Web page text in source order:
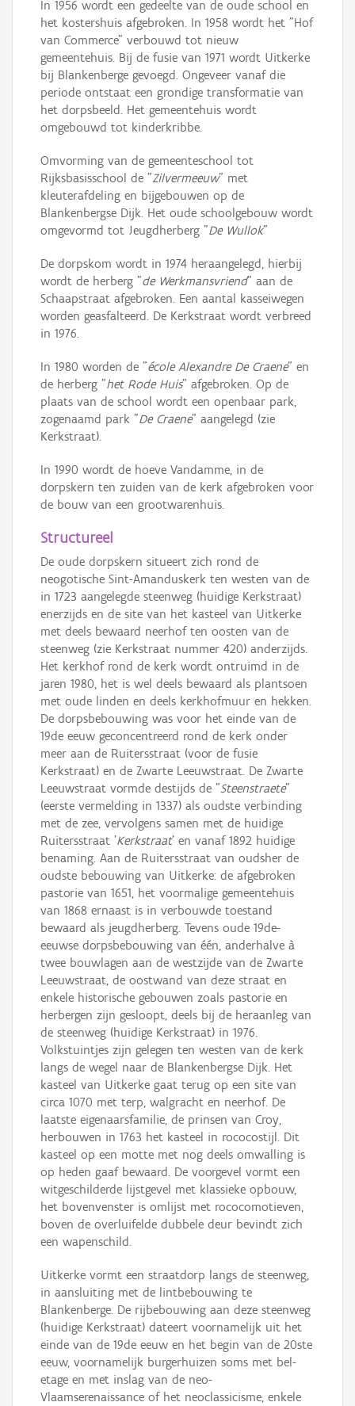
In 1956 wordt een gedeelte van de oude school en
het kostershuis afgebroken. In 1958 wordt het "Hof
van Commerce" verbouwd tot nieuw
gemeentehuis. Bij de fusie van 1971 wordt Uitkerke
bij Blankenberge gevoegd. Ongeveer vanaf die
periode ontstaat een grondige transformatie van
het dorpsbeeld. Het gemeentehuis wordt
omgebouwd tot kinderkribbe.
Omvorming van de gemeenteschool tot
Rijksbasisschool de "Zilvermeeuw" met
kleuterafdeling en bijgebouwen op de
Blankenbergse Dijk. Het oude schoolgebouw wordt
omgevormd tot Jeugdherberg "De Wullok"
De dorpskom wordt in 1974 heraangelegd, hierbij
wordt de herberg "de Werkmansvriend" aan de
Schaapstraat afgebroken. Een aantal kasseiwegen
worden geasfalteerd. De Kerkstraat wordt verbreed
in 1976.
In 1980 worden de "école Alexandre De Craene" en
de herberg "het Rode Huis" afgebroken. Op de
plaats van de school wordt een openbaar park,
zogenaamd park "De Craene" aangelegd (zie
Kerkstraat).
In 1990 wordt de hoeve Vandamme, in de
dorpskern ten zuiden van de kerk afgebroken voor
de bouw van een grootwarenhuis.
Structureel
De oude dorpskern situeert zich rond de
neogotische Sint-Amanduskerk ten westen van de
in 1723 aangelegde steenweg (huidige Kerkstraat)
enerzijds en de site van het kasteel van Uitkerke
met deels bewaard neerhof ten oosten van de
steenweg (zie Kerkstraat nummer 420) anderzijds.
Het kerkhof rond de kerk wordt ontruimd in de
jaren 1980, het is wel deels bewaard als plantsoen
met oude linden en deels kerkhofmuur en hekken.
De dorpsbebouwing was voor het einde van de
19de eeuw geconcentreerd rond de kerk onder
meer aan de Ruitersstraat (voor de fusie
Kerkstraat) en de Zwarte Leeuwstraat. De Zwarte
Leeuwstraat vormde destijds de "Steenstraete"
(eerste vermelding in 1337) als oudste verbinding
met de zee, vervolgens samen met de huidige
Ruitersstraat 'Kerkstraat' en vanaf 1892 huidige
benaming. Aan de Ruitersstraat van oudsher de
oudste bebouwing van Uitkerke: de afgebroken
pastorie van 1651, het voormalige gemeentehuis
van 1868 ernaast is in verbouwde toestand
bewaard als jeugdherberg. Tevens oude 19de-
eeuwse dorpsbebouwing van één, anderhalve à
twee bouwlagen aan de westzijde van de Zwarte
Leeuwstraat, de oostwand van deze straat en
enkele historische gebouwen zoals pastorie en
herbergen zijn gesloopt, deels bij de heraanleg van
de steenweg (huidige Kerkstraat) in 1976.
Volkstuintjes zijn gelegen ten westen van de kerk
langs de wegel naar de Blankenbergse Dijk. Het
kasteel van Uitkerke gaat terug op een site van
circa 1070 met terp, walgracht en neerhof. De
laatste eigenaarsfamilie, de prinsen van Croy,
herbouwen in 1763 het kasteel in rococostijl. Dit
kasteel op een motte met nog deels omwalling is
op heden gaaf bewaard. De voorgevel vormt een
witgeschilderde lijstgevel met klassieke opbouw,
het bovenvenster is omlijst met rococomotieven,
boven de overluifelde dubbele deur bevindt zich
een wapenschild.
Uitkerke vormt een straatdorp langs de steenweg,
in aansluiting met de lintbebouwing te
Blankenberge. De rijbebouwing aan deze steenweg
(huidige Kerkstraat) dateert voornamelijk uit het
einde van de 19de eeuw en het begin van de 20ste
eeuw, voornamelijk burgerhuizen soms met bel-
etage en met inslag van de neo-
Vlaamserenaissance of het neoclassicisme, enkele